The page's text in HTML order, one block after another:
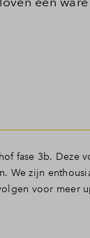
fase 3b. Deze
We zijn
voor meer